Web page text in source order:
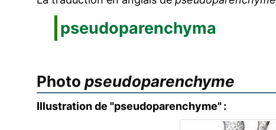
pseudoparenchyma
Photo pseudoparenchyme
Illustration de "pseudoparenchyme" :